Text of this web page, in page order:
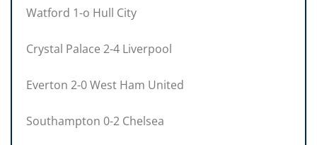
Watford 1-o Hull City
Crystal Palace 2-4 Liverpool
Everton 2-0 West Ham United
Southampton 0-2 Chelsea